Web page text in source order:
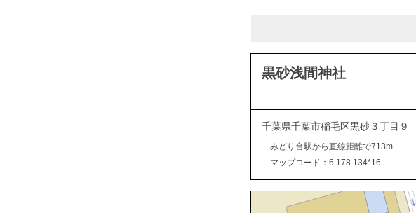
黒砂浅間神社
千葉県千葉市稲毛区黒砂３丁目９
みどり台駅から直線距離で713m
マップコード：6 178 134*16